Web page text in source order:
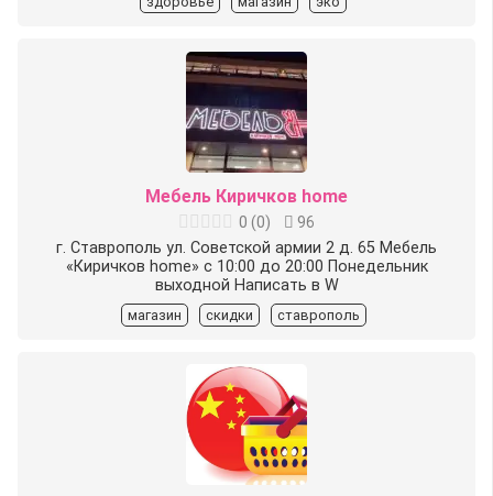
Мебель Киричков home
0 (0)
96
г. Ставрополь ул. Советской армии 2 д. 65 Мебель
«Киричков home» с 10:00 до 20:00 Понедельник
выходной Написать в W
магазин скидки ставрополь